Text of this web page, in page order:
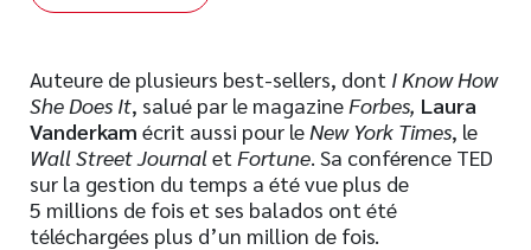
Spiritualité
Culture générale
Témoignages
Vie pratique
Finances
Auteure de plusieurs best-sellers, dont I Know How
She Does It, salué par le magazine Forbes, Laura
Vanderkam écrit aussi pour le New York Times, le
Wall Street Journalet Fortune. Sa conférence TED
sur la gestion du temps a été vue plus de
5 millions de fois et ses balados ont été
téléchargées plus d’un million de fois.